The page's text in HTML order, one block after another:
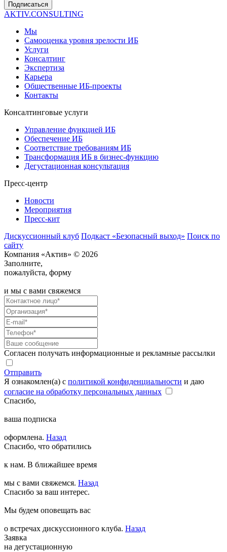
Подписаться
AKTIV.CONSULTING
Мы
Самооценка уровня зрелости ИБ
Услуги
Консалтинг
Экспертиза
Карьера
Общественные ИБ-проекты
Контакты
Консалтинговые услуги
Управление функцией ИБ
Обеспечение ИБ
Соответствие требованиям ИБ
Трансформация ИБ в бизнес-функцию
Дегустационная консультация
Пресс-центр
Новости
Мероприятия
Пресс-кит
Дискуссионный клуб Подкаст «Безопасный выход» Поиск по
сайту
Компания «Актив» © 2026
Заполните,
пожалуйста, форму
и мы с вами свяжемся
Согласен получать информационные и рекламные рассылки
Отправить
Я ознакомлен(а) с политикой конфиденциальности и даю
согласие на обработку персональных данных
Спасибо,
ваша подписка
оформлена. Назад
Спасибо, что обратились
к нам. В ближайшее время
мы с вами свяжемся. Назад
Спасибо за ваш интерес.
Мы будем оповещать вас
о встречах дискуссионного клуба. Назад
Заявка
на дегустационную